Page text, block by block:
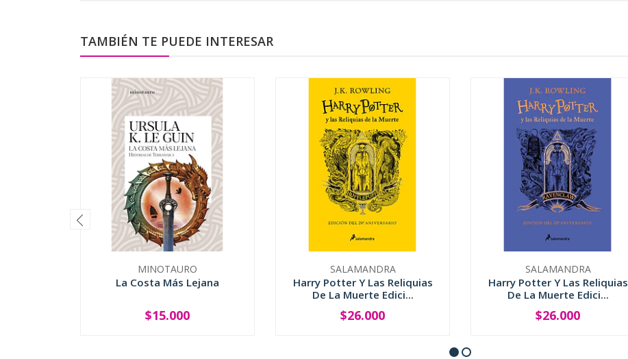
TAMBIÉN TE PUEDE INTERESAR
MINOTAURO
La Costa Más Lejana
+
$15.000
SALAMANDRA
Harry Potter Y Las Reliquias
De La Muerte Edici...
+
$26.000
SALAMANDRA
Harry Potter Y Las Reliquias
De La Muerte Edici...
+
$26.000